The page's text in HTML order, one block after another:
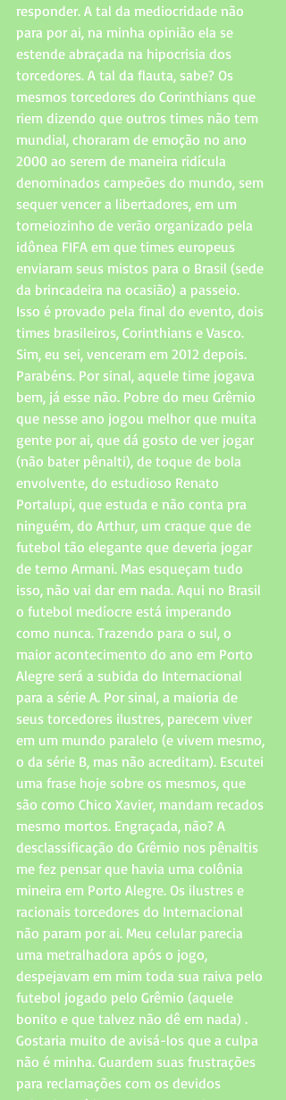
responder. A tal da mediocridade não
para por ai, na minha opinião ela se
estende abraçada na hipocrisia dos
torcedores. A tal da flauta, sabe? Os
mesmos torcedores do Corinthians que
riem dizendo que outros times não tem
mundial, choraram de emoção no ano
2000 ao serem de maneira ridícula
denominados campeões do mundo, sem
sequer vencer a libertadores, em um
torneiozinho de verão organizado pela
idônea FIFA em que times europeus
enviaram seus mistos para o Brasil (sede
da brincadeira na ocasião) a passeio.
Isso é provado pela final do evento, dois
times brasileiros, Corinthians e Vasco.
Sim, eu sei, venceram em 2012 depois.
Parabéns. Por sinal, aquele time jogava
bem, já esse não. Pobre do meu Grêmio
que nesse ano jogou melhor que muita
gente por ai, que dá gosto de ver jogar
(não bater pênalti), de toque de bola
envolvente, do estudioso Renato
Portalupi, que estuda e não conta pra
ninguém, do Arthur, um craque que de
futebol tão elegante que deveria jogar
de terno Armani. Mas esqueçam tudo
isso, não vai dar em nada. Aqui no Brasil
o futebol medíocre está imperando
como nunca. Trazendo para o sul, o
maior acontecimento do ano em Porto
Alegre será a subida do Internacional
para a série A. Por sinal, a maioria de
seus torcedores ilustres, parecem viver
em um mundo paralelo (e vivem mesmo,
o da série B, mas não acreditam). Escutei
uma frase hoje sobre os mesmos, que
são como Chico Xavier, mandam recados
mesmo mortos. Engraçada, não? A
desclassificação do Grêmio nos pênaltis
me fez pensar que havia uma colônia
mineira em Porto Alegre. Os ilustres e
racionais torcedores do Internacional
não param por ai. Meu celular parecia
uma metralhadora após o jogo,
despejavam em mim toda sua raiva pelo
futebol jogado pelo Grêmio (aquele
bonito e que talvez não dê em nada) .
Gostaria muito de avisá-los que a culpa
não é minha. Guardem suas frustrações
para reclamações com os devidos